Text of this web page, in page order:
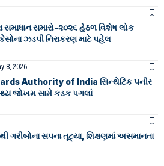
સમાધાન સમારો-૨૦૨૬ હેઠળ વિશેષ લોક
ઝડપી નિરાકરણ માટે પહેલ
8, 2026
Authority of India સિન્થેટિક પનીર
જોખમ સામે કડક પગલાં
ગરીબોના સપના તૂટ્યા, શિક્ષણમાં અસમાનતા